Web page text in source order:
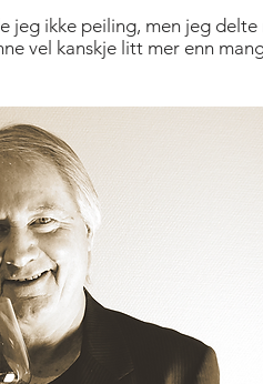
ikke peiling, men jeg delte
vel kanskje litt mer enn